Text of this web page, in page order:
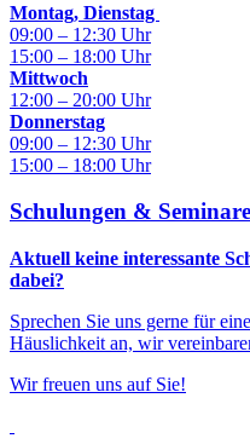
Montag, Dienstag
09:00 – 12:30 Uhr
15:00 – 18:00 Uhr
Mittwoch
12:00 – 20:00 Uhr
Donnerstag
09:00 – 12:30 Uhr
15:00 – 18:00 Uhr
Schulungen & Seminare
Aktuell keine interessante
dabei?
Sprechen Sie uns gerne für
Häuslichkeit an, wir
Wir freuen uns auf Sie!